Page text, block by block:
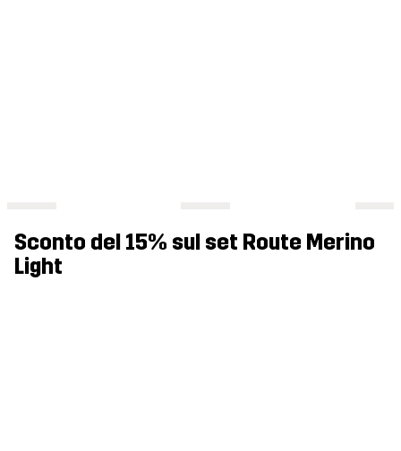
Sconto del 15% sul set Route Merino
Light